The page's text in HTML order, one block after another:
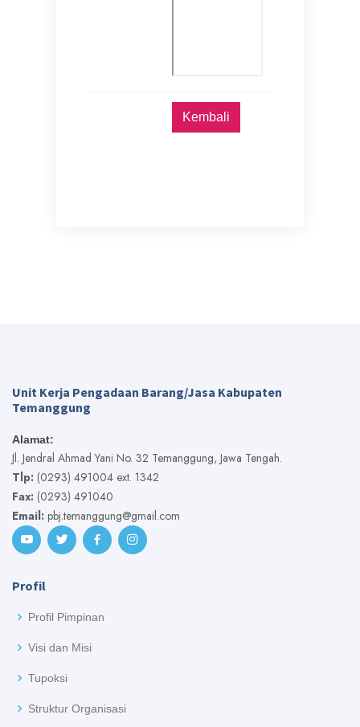
Kembali
Unit Kerja Pengadaan Barang/Jasa Kabupaten
Temanggung
Alamat:
Jl. Jendral Ahmad Yani No. 32 Temanggung, Jawa Tengah.
Tlp: (0293) 491004 ext. 1342
Fax: (0293) 491040
Email: pbj.temanggung@gmail.com
Profil
Profil Pimpinan
Visi dan Misi
Tupoksi
Struktur Organisasi